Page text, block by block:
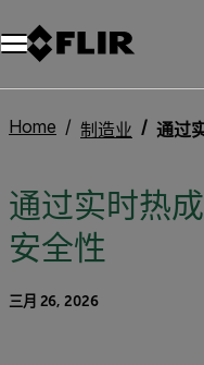
Home 制造业 通过
通过实时热
安全性
三月 26, 2026